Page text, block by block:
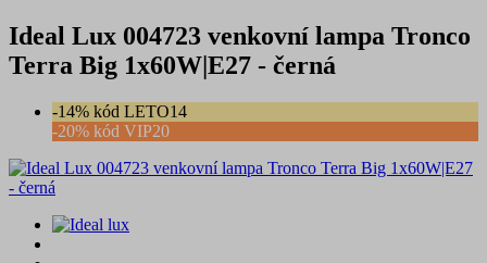
Ideal Lux 004723 venkovní lampa Tronco
Terra Big 1x60W|E27 - černá
-14% kód LETO14
-20% kód VIP20